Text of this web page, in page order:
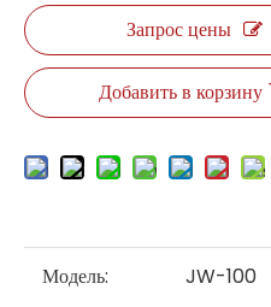
Запрос цены
Добавить в корзину
Модель:
JW-100